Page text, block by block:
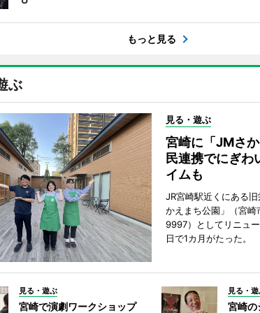
もっと見る
ぶ
見る・遊ぶ
宮崎に「JMさ
民連携でにぎわ
イムも
JR宮崎駅近くにある
かえまち公園」（宮
9997）としてリニュ
日で1カ月がたった。
見る・遊ぶ
宮崎で演劇ワークショップ
見る・
宮崎の